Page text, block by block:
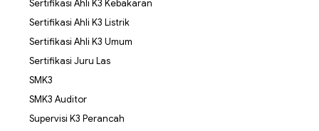
Sertifikasi Ahli K3 Kebakaran
Sertifikasi Ahli K3 Listrik
Sertifikasi Ahli K3 Umum
Sertifikasi Juru Las
SMK3
SMK3 Auditor
Supervisi K3 Perancah